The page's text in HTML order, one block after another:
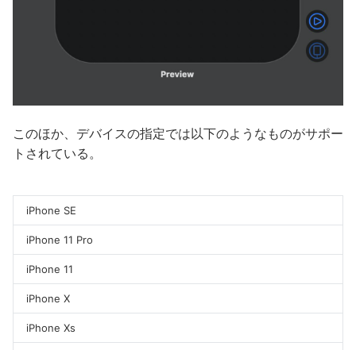
このほか、デバイスの指定では以下のようなものがサポー
トされている。
iPhone SE
iPhone 11 Pro
iPhone 11
iPhone X
iPhone Xs